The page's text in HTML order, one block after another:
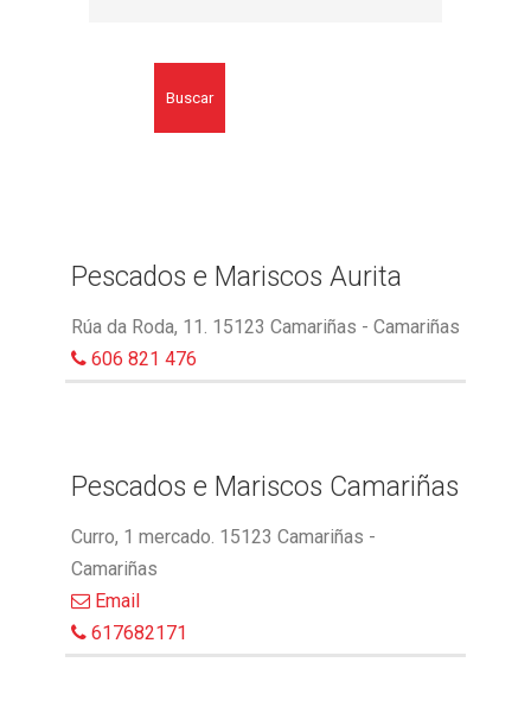
Buscar
Pescados e Mariscos Aurita
Rúa da Roda, 11. 15123 Camariñas - Camariñas
606 821 476
Pescados e Mariscos Camariñas
Curro, 1 mercado. 15123 Camariñas -
Camariñas
Email
617682171